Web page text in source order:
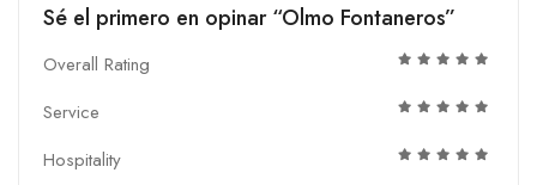
Sé el primero en opinar “Olmo Fontaneros”
Overall Rating
Service
Hospitality